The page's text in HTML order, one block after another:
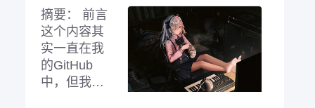
s 阅读全文
摘要： 前言
这个内容其
实一直在我
的GitHub
中，但我最